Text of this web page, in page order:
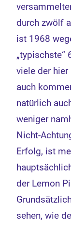
durch zwölf
ist 1968
„typischste“
viele der hier
auch
natürlich
weniger
Nicht-
Erfolg, ist
der Lemon
sehen, wie